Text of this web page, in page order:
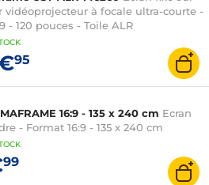
vidéoprojecteur à focale ultra-courte -
- 120 pouces - Toile ALR
95
16:9 - 135 x 240 cm Ecran
- Format 16:9 - 135 x 240 cm
99